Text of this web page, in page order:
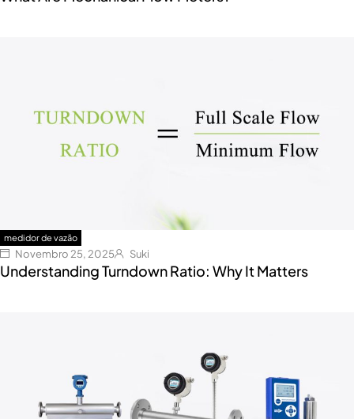
medidor de vazão
Novembro 25, 2025 Suki
Understanding Turndown Ratio: Why It Matters